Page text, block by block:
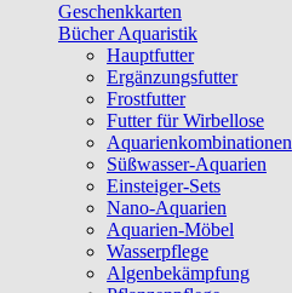
Geschenkkarten
Bücher Aquaristik
Hauptfutter
Ergänzungsfutter
Frostfutter
Futter für Wirbellose
Aquarienkombinationen
Süßwasser-Aquarien
Einsteiger-Sets
Nano-Aquarien
Aquarien-Möbel
Wasserpflege
Algenbekämpfung